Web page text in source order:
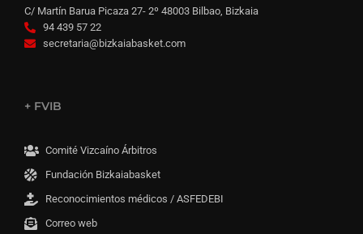
C/ Martín Barua Picaza 27- 2º 48003 Bilbao, Bizkaia
94 439 57 22
secretaria@bizkaiabasket.com
+ FVIB
Comité Vizcaíno Árbitros
Fundación Bizkaiabasket
Reconocimientos médicos / ASFEDEBI
Correo web